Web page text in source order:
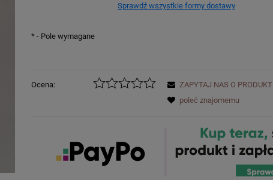
Sprawdź wszystkie formy dostawy
*- Pole wymagane
Ocena:
ZAPYTAJ NAS O PRODUKT
poleć znajomemu